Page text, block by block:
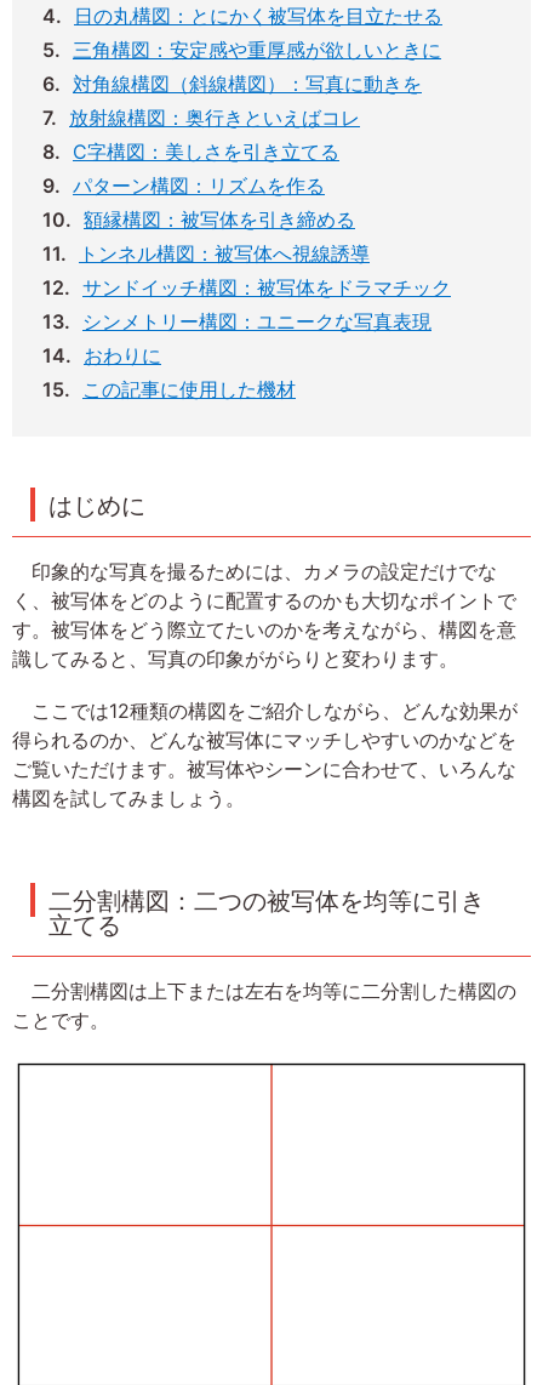
日の丸構図：とにかく被写体を目立たせる
三角構図：安定感や重厚感が欲しいときに
対角線構図（斜線構図）：写真に動きを
放射線構図：奥行きといえばコレ
C字構図：美しさを引き立てる
パターン構図：リズムを作る
額縁構図：被写体を引き締める
トンネル構図：被写体へ視線誘導
サンドイッチ構図：被写体をドラマチック
シンメトリー構図：ユニークな写真表現
おわりに
この記事に使用した機材
はじめに
印象的な写真を撮るためには、カメラの設定だけでな
く、被写体をどのように配置するのかも大切なポイントで
す。被写体をどう際立てたいのかを考えながら、構図を意
識してみると、写真の印象ががらりと変わります。
ここでは12種類の構図をご紹介しながら、どんな効果が
得られるのか、どんな被写体にマッチしやすいのかなどを
ご覧いただけます。被写体やシーンに合わせて、いろんな
構図を試してみましょう。
二分割構図：二つの被写体を均等に引き
立てる
二分割構図は上下または左右を均等に二分割した構図の
ことです。